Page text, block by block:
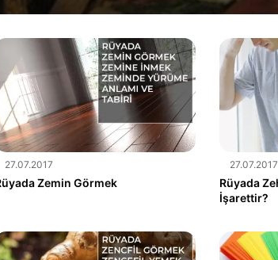
27.07.2017
Zemin Görmek
27.07.2017
Rüyada
İşarettir?